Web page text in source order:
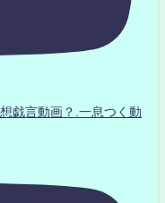
言動画？.一息つく動